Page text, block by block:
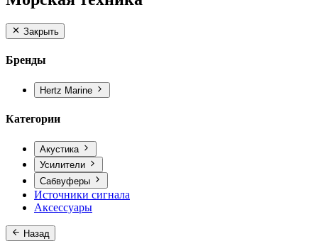
Закрыть
Бренды
Hertz Marine
Категории
Акустика
Усилители
Сабвуферы
Источники сигнала
Аксессуары
Назад